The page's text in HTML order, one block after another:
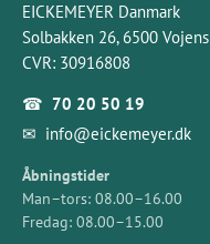
EICKEMEYER Danmark
Solbakken 26, 6500 Vojens
CVR: 30916808
☎ 70 20 50 19
✉ info@eickemeyer.dk
Åbningstider
Man–tors: 08.00–16.00
Fredag: 08.00–15.00